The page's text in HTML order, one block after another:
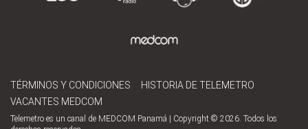
TÉRMINOS Y CONDICIONES
HISTORIA DE TELEMETRO
VACANTES MEDCOM
Telemetro es un canal de MEDCOM Panamá | Copyright © 2026. Todos los